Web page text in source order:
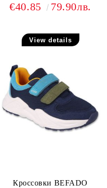
€40.85 79.90лв.
View details
Кроссовки BEFADO